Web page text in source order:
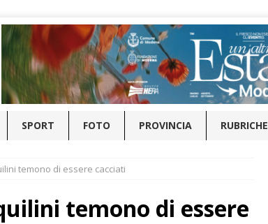
SPORT FOTO PROVINCIA RUBRICHE
temono di essere cacciati
temono di essere